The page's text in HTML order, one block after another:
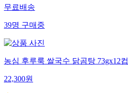
무료배송
39명 구매중
농심 후루룩 쌀국수 닭곰탕 73gx12컵
22,300원